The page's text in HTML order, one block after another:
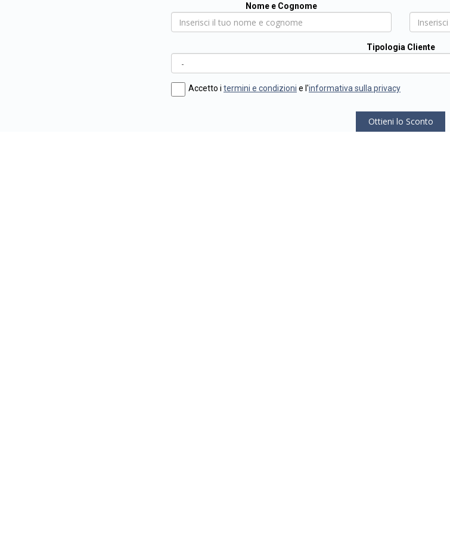
Nome e Cognome
Tipologia Cliente
Accetto i termini e condizioni e l'informativa sulla privacy
Ottieni lo Sconto